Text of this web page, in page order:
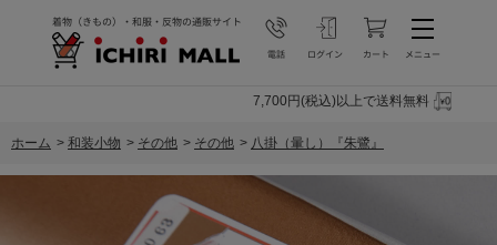
7,700円(税込)以上で送料無料
ホーム > 和装小物 > その他 > その他 > 八掛（暈し）『朱鷺』